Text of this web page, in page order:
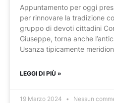
Appuntamento per oggi
per rinnovare la tradizione
gruppo di devoti cittadini
Giuseppe, torna anche
Usanza tipicamente
LEGGI DI PIÙ »
19 Marzo 2024 Nessun